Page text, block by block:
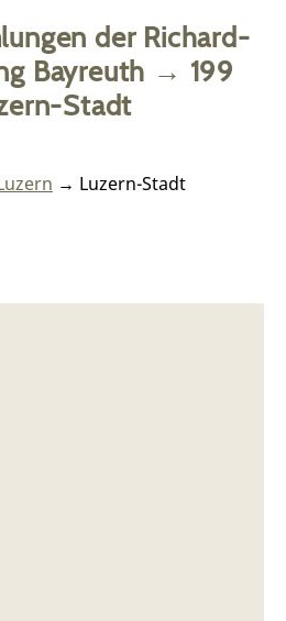
der Richard-
Bayreuth → 199
Stadt
→ Luzern-Stadt